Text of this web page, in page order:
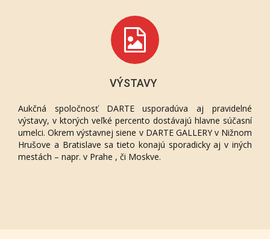
VÝSTAVY
Aukčná spoločnosť DARTE usporadúva aj pravidelné
výstavy, v ktorých veľké percento dostávajú hlavne súčasní
umelci. Okrem výstavnej siene v DARTE GALLERY v Nižnom
Hrušove a Bratislave sa tieto konajú sporadicky aj v iných
mestách – napr. v Prahe , či Moskve.